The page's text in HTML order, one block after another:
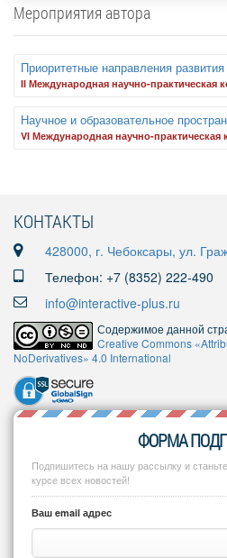
Мероприятия автора
Приоритетные направления
II Международная научно-практическая
Научное и образовательное
VI Международная научно-
КОНТАКТЫ
428000, г. Чебоксары, ул.
Телефон: +7 (8352) 222-490
info@interactive-plus.ru
Содержимое данной
Creative Commons
NoDerivatives» 4.0 International
ФОРМА
Подпишитесь на нашу рассылку и
курсе всех новостей!
Ваш email адрес